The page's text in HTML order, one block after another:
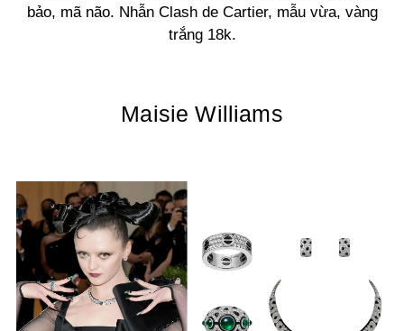
bảo, mã não. Nhẫn Clash de Cartier, mẫu vừa, vàng
trắng 18k.
Maisie Williams